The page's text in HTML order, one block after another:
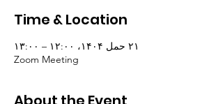
Time & Location
۲۱ حمل ۱۴۰۴، ۱۲:۰۰ – ۱۳:۰۰
Zoom Meeting